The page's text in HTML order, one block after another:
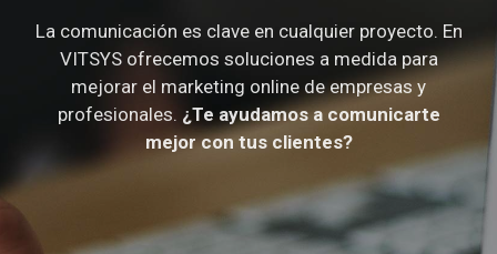
La comunicación es clave en cualquier proyecto. En
VITSYS ofrecemos soluciones a medida para
mejorar el marketing online de empresas y
profesionales. ¿Te ayudamos a comunicarte
mejor con tus clientes?